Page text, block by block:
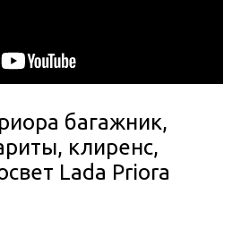
багажник,
клиренс,
Lada Priora